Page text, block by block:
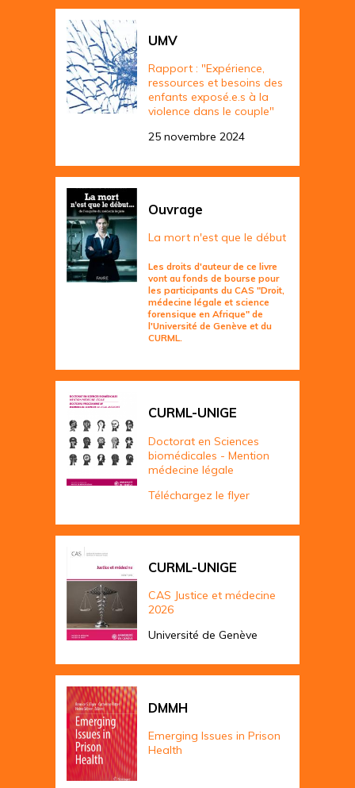
UMV
Rapport : "Expérience,
ressources et besoins des
enfants exposé.e.s à la
violence dans le couple"
25 novembre 2024
Ouvrage
La mort n'est que le début
Les droits d'auteur de ce livre
vont au fonds de bourse pour
les participants du CAS "Droit,
médecine légale et science
forensique en Afrique" de
l'Université de Genève et du
CURML.
CURML-UNIGE
Doctorat en Sciences
biomédicales - Mention
médecine légale
Téléchargez le flyer
CURML-UNIGE
CAS Justice et médecine
2026
Université de Genève
DMMH
Emerging Issues in Prison
Health